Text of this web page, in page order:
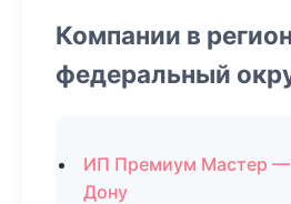
Компании в
федеральный
ИП Премиум Мастер —
Дону